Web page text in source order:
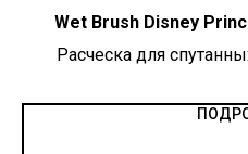
Wet Brush Disney
Расческа для